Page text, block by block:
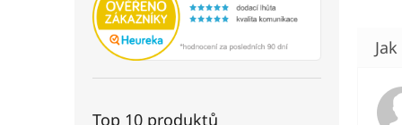
Top 10 produktů